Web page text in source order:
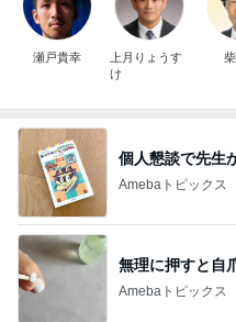
瀬戸貴幸
上月りょうす
け
個人懇談で先生
Amebaトピックス
無理に押すと自
Amebaトピックス